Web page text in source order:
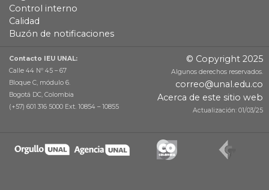
Control interno
Calidad
Buzón de notificaciones
Contacto IEU UNAL:
Calle 44 Nº 45 – 67
Bloque C, módulo 6.
Bogotá DC, Colombia
(+57) 601 316 5000 Ext. 10854 – 10855
© Copyright 2025
Algunos derechos reservados.
correo@unal.edu.co
Acerca de este sitio web
Actualización: 01/03/25